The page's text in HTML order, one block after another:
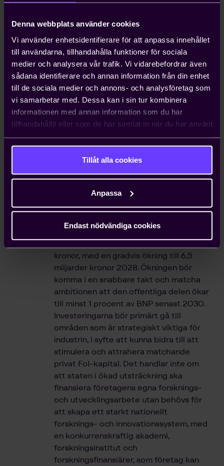
Denna webbplats använder cookies
Vi använder enhetsidentifierare för att anpassa innehållet
till användarna, tillhandahålla funktioner för sociala
medier och analysera vår trafik. Vi vidarebefordrar även
sådana identifierare och annan information från din enhet
till de sociala medier och annons- och analysföretag som
vi samarbetar med. Dessa kan i sin tur kombinera
informationen med annan information som du har
tillhandahållit eller som de har samlat in när du har använt
Tillåt alla cookies
Anpassa
Endast nödvändiga cookies
central funktion på Regeringskansliet,
med industriell förankring och med ett
långsiktigt mandat att kontinuerligt leda
arbetet med Sveriges strategiskt
utpekade nyckeltekniker. En sådan
funktion skulle ge Sverige rätt
förutsättningar för att få en forsknings-
och innovationspolitik som är nära
sammankopplad med industripolitiken.
Fortsatt ökade statliga
satsningar på forskning och
innovation.
Staten står idag för cirka 30 procent av
investeringarna i forskning och
drygt 70 procent. Under 2025 förväntas
investeringarna uppgå till 1,5 miljarder
kronor, med en gradvis ökning till 6,5
miljarder kronor 2028. Ökningen bör
komma i en snabbare takt och matcha
ambitionen att den offentliga delen ökar
till minst 1 procent av BNP senast 2030.
Investeringarna bör primärt gå till
områden som är strategiskt viktiga för
industrin, i syfte att kunna bidra till att
stimulera och attrahera matchande
privat FoI-kapital. Det handlar inte om
att staten i ökad utsträckning ska
finansiera företagens egna forsknings-
och utvecklingsarbete utan behövs för
att skapa ett starkt nationellt
forsknings- och innovationssystem, med
en konkurrenskraftig akademi,
forskningsinstitut och
forskningsfinansiärer, som företag kan